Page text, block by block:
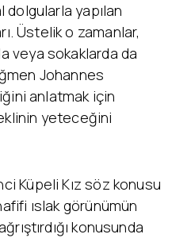
dolgularla yapılan
Üstelik o zamanlar,
veya sokaklarda da
Johannes
anlatmak için
yeteceğini
Küpeli Kız söz konusu
ıslak görünümün
konusunda